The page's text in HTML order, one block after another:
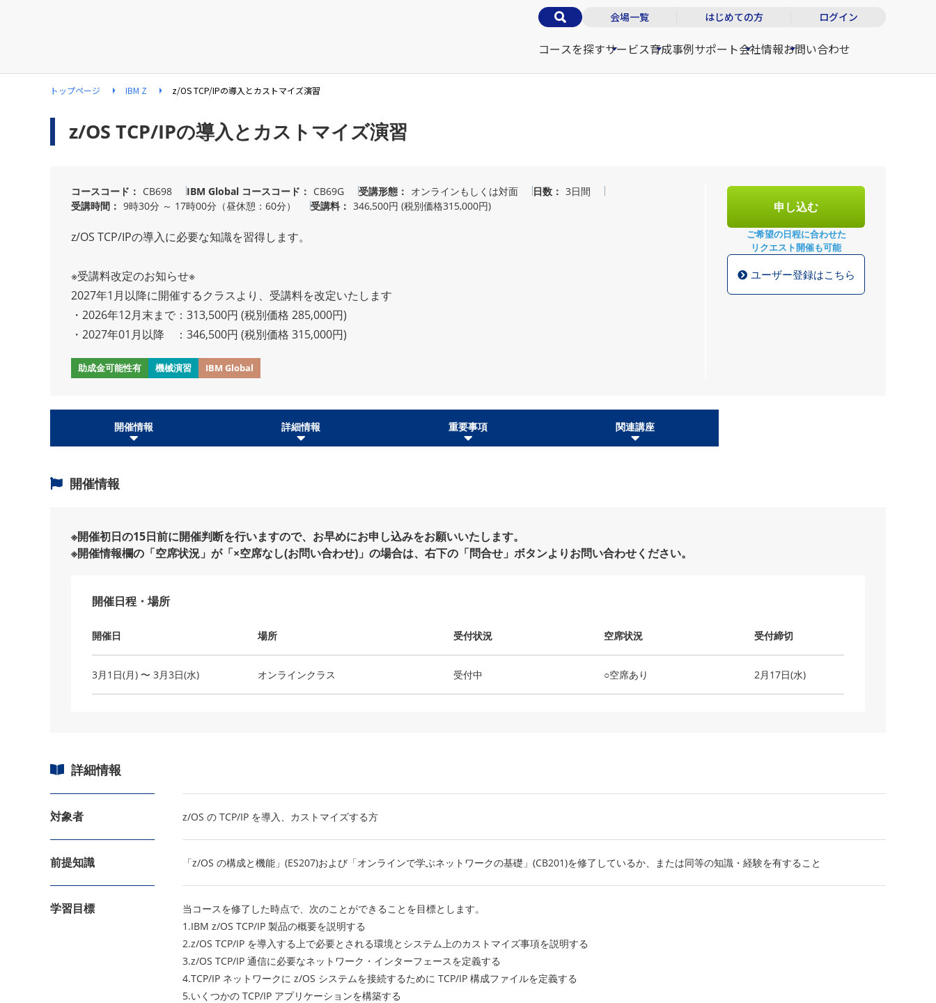
会場一覧 はじめての方 ログイン
コースを探すサービス育成事例サポート会社情報お問い合わせ
トップページ IBM Z z/OS TCP/IPの導入とカストマイズ演習
z/OS TCP/IPの導入とカストマイズ演習
コースコード CB698 IBM Global コースコード CB69G 受講形態 オンラインもしくは対面 日数
3日間
受講時間
9時30分 ～ 17時00分（昼休憩：60分） 受講料 346,500円 (税別価格315,000円)
z/OS TCP/IPの導入に必要な知識を習得します。
※受講料改定のお知らせ※
2027年1月以降に開催するクラスより、受講料を改定いたします
・2026年12月末まで：313,500円 (税別価格 285,000円)
・2027年01月以降 ：346,500円 (税別価格 315,000円)
助成金可能性有 機械演習 IBM Global
申し込む
ご希望の日程に合わせた
リクエスト開催も可能
ユーザー登録はこちら
開催情報 詳細情報 重要事項 関連講座
開催情報
※開催初日の15日前に開催判断を行いますので、お早めにお申し込みをお願いいたします。
※開催情報欄の「空席状況」が「×空席なし(お問い合わせ)」の場合は、右下の「問合せ」ボタンよりお問い合わせください。
開催日程・場所
開催日 場所 受付状況 空席状況 受付締切
3月1日(月) 〜 3月3日(水) オンラインクラス 受付中 ○空席あり 2月17日(水)
詳細情報
対象者 z/OS の TCP/IP を導入、カストマイズする方
前提知識 「z/OS の構成と機能」(ES207)および「オンラインで学ぶネットワークの基礎」(CB201)を修了しているか、または同等の知識・経験を有すること
学習目標
当コースを修了した時点で、次のことができることを目標とします。
1.IBM z/OS TCP/IP 製品の概要を説明する
2.z/OS TCP/IP を導入する上で必要とされる環境とシステム上のカストマイズ事項を説明する
3.z/OS TCP/IP 通信に必要なネットワーク・インターフェースを定義する
4.TCP/IP ネットワークに z/OS システムを接続するために TCP/IP 構成ファイルを定義する
5.いくつかの TCP/IP アプリケーションを構築する